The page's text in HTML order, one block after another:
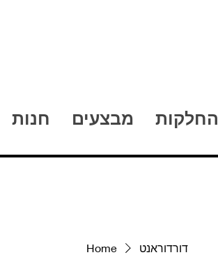
חנות מבצעים החלקות
Home דורדוראנט